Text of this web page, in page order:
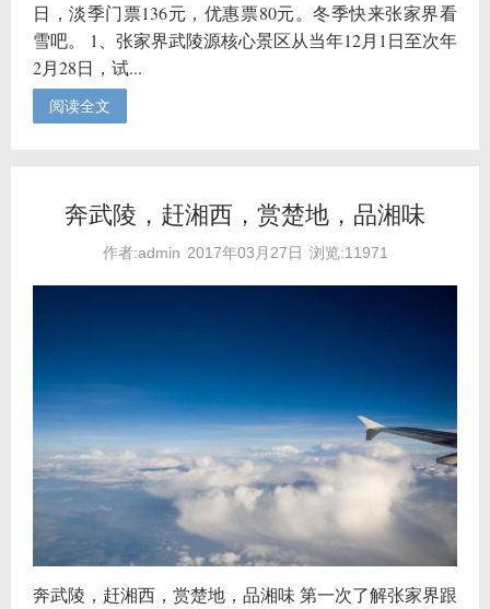
日，淡季门票136元，优惠票80元。冬季快来张家界看
雪吧。 1、张家界武陵源核心景区从当年12月1日至次年
2月28日，试...
阅读全文
奔武陵，赶湘西，赏楚地，品湘味
作者:admin 2017年03月27日 浏览:11971
奔武陵，赶湘西，赏楚地，品湘味 第一次了解张家界跟